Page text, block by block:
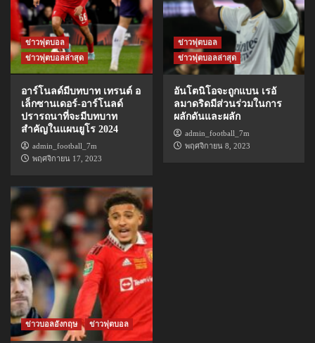
ข่าวฟุตบอล
ข่าวฟุตบอลล่าสุด
อาร์โนลด์มีบทบาท เทรนต์ อ
เล็กซานเดอร์-อาร์โนลด์
ปรารถนาที่จะมีบทบาท
สำคัญในแผนยูโร 2024
admin_football_7m
พฤศจิกายน 17, 2023
ข่าวฟุตบอล
ข่าวฟุตบอลล่าสุด
อันโตนิโอจะถูกแบน เรอั
ลมาดริดมีส่วนร่วมในการ
ผลักดันและผลัก
admin_football_7m
พฤศจิกายน 8, 2023
ข่าวบอลอังกฤษ ข่าวฟุตบอล